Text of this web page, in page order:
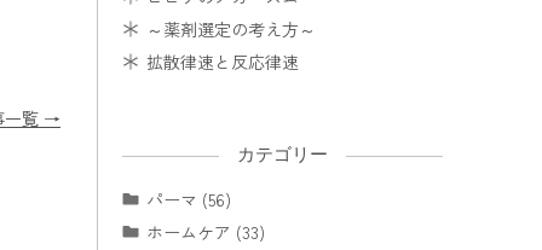
一覧 →
～薬剤選定の考え方～
拡散律速と反応律速
カテゴリー
パーマ (56)
ホームケア (33)